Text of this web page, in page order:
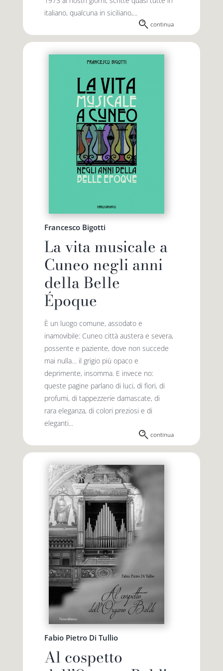
italiano, qualcuna in siciliano,...
continua
Francesco Bigotti
La vita musicale a
Cuneo negli anni
della Belle
Époque
È un luogo comune, assodato e
inamovibile: Cuneo città austera e severa,
possente e paziente, dove non succede
mai nulla… il grigio più opaco e
deprimente, insomma. E invece no:
queste pagine parlano di luci, di fiori, di
profumi, di tappezzerie damascate, di
rara eleganza, di colori preziosi e di
eleganti...
continua
Fabio Pietro Di Tullio
Al cospetto